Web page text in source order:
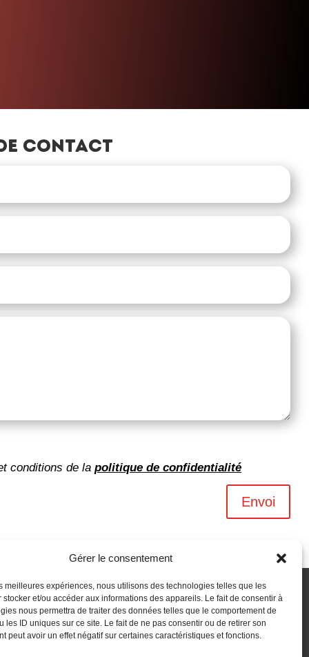
Gérer le consentement
meilleures expériences, nous utilisons des technologies telles que les
stocker et/ou accéder aux informations des appareils. Le fait de consentir à
nous permettra de traiter des données telles que le comportement de
les ID uniques sur ce site. Le fait de ne pas consentir ou de retirer son
peut avoir un effet négatif sur certaines caractéristiques et fonctions.
contact
conditions de la politique de confidentialité
Envoi